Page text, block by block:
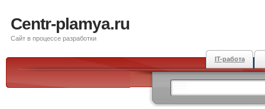
Centr-plamya.ru
Сайт в процессе разработки
IT-работа